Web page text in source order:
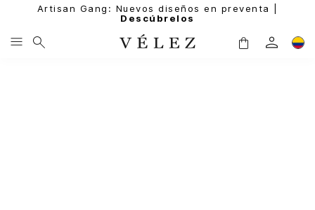
Artisan Gang: Nuevos diseños en preventa |
Descúbrelos